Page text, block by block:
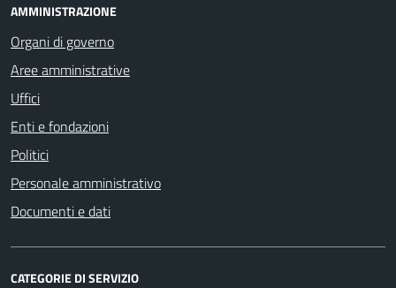
AMMINISTRAZIONE
Organi di governo
Aree amministrative
Uffici
Enti e fondazioni
Politici
Personale amministrativo
Documenti e dati
CATEGORIE DI SERVIZIO